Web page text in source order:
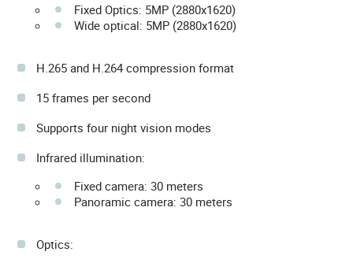
Fixed Optics: 5MP (2880x1620)
Wide optical: 5MP (2880x1620)
H.265 and H.264 compression format
15 frames per second
Supports four night vision modes
Infrared illumination:
Fixed camera: 30 meters
Panoramic camera: 30 meters
Optics: